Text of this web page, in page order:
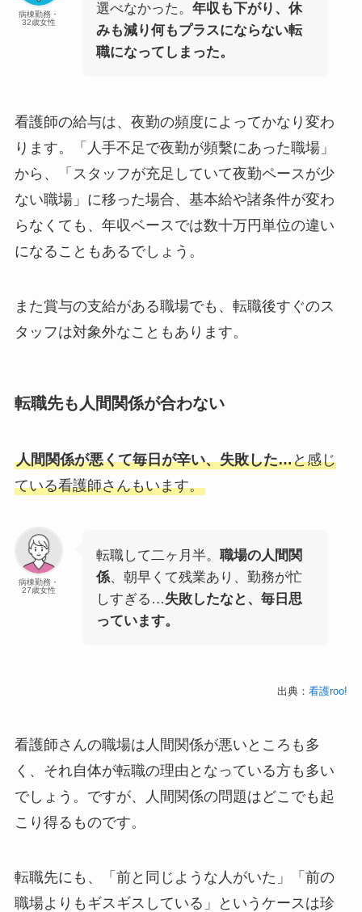
病棟勤務・
32歳女性
選べなかった。 年収も下がり、休
みも減り何もプラスにならない転
職になってしまった。
看護師の給与は、夜勤の頻度によってかなり変わ
ります。「人手不足で夜勤が頻繫にあった職場」
から、「スタッフが充足していて夜勤ペースが少
ない職場」に移った場合、基本給や諸条件が変わ
らなくても、年収ベースでは数十万円単位の違い
になることもあるでしょう。
また賞与の支給がある職場でも、転職後すぐのス
タッフは対象外なこともあります。
転職先も人間関係が合わない
人間関係が悪くて毎日が辛い、失敗した…と感じ
ている看護師さんもいます。
病棟勤務・
27歳女性
転職して二ヶ月半。 職場の人間関
係、朝早くて残業あり、勤務が忙
しすぎる…失敗したなと、毎日思
っています。
出典：看護roo!
看護師さんの職場は人間関係が悪いところも多
く、それ自体が転職の理由となっている方も多い
でしょう。ですが、人間関係の問題はどこでも起
こり得るものです。
転職先にも、「前と同じような人がいた」「前の
職場よりもギスギスしている」というケースは珍